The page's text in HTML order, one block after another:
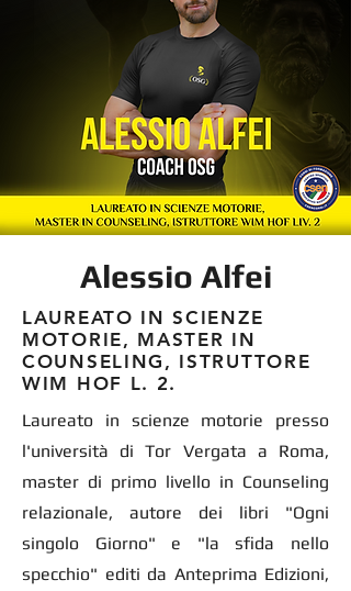
Alessio Alfei
LAUREATO IN SCIENZE
MOTORIE, MASTER IN
COUNSELING, ISTRUTTORE
WIM HOF L. 2.
Laureato in scienze motorie presso
l'università di Tor Vergata a Roma,
master di primo livello in Counseling
relazionale, autore dei libri "Ogni
singolo Giorno" e "la sfida nello
specchio" editi da Anteprima Edizioni,